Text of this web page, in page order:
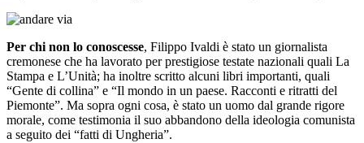
Per chi non lo conoscesse, Filippo Ivaldi è stato un giornalista
cremonese che ha lavorato per prestigiose testate nazionali quali La
Stampa e L’Unità; ha inoltre scritto alcuni libri importanti, quali
“Gente di collina” e “Il mondo in un paese. Racconti e ritratti del
Piemonte”. Ma sopra ogni cosa, è stato un uomo dal grande rigore
morale, come testimonia il suo abbandono della ideologia comunista
a seguito dei “fatti di Ungheria”.